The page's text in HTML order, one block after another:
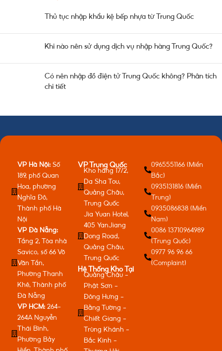
Thủ tục nhập khẩu kệ bếp nhựa từ Trung Quốc
Khi nào nên sử dụng dịch vụ nhập hàng Trung Quốc?
Có nên nhập đồ điện tử Trung Quốc không? Phân tích
chi tiết
VP Hà Nội: Số
189, phố Quan
Hoa, phường
Nghĩa Đô,
Thành phố Hà
Nội
VP Đà Nẵng:
Tầng 2, Tòa nhà
Savico, số 66 Võ
Văn Tần,
Phường Thanh
Khê, Thành phố
Đà Nẵng
VP HCM: 264-
264A Nguyễn
Thái Bình,
Phường Bảy
VP Trung Quốc
Kho hàng 17/2,
Da Sha Tou,
Quảng Châu,
Trung Quốc
Jia Yuan Hotel,
405 YanJiang
Dong Road,
Quảng Châu,
Trung Quốc
Hệ Thống Kho Tại
Quảng Châu -
Phật Sơn -
Đông Hưng -
Bằng Tường -
Chiết Giang -
Trùng Khánh -
Bắc Kinh -
0965551166 (Miền
Bắc)
0935131816 (Miền
Trung)
0935086838 (Miền
Nam)
0086 13710964989
(Trung Quốc)
0977 96 96 66
(Complaint)